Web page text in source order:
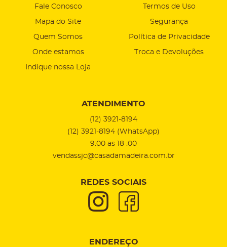
Fale Conosco
Mapa do Site
Quem Somos
Onde estamos
Indique nossa Loja
Termos de Uso
Segurança
Política de Privacidade
Troca e Devoluções
ATENDIMENTO
(12) 3921-8194
(12) 3921-8194 (WhatsApp)
9:00 as 18 :00
vendassjc@casadamadeira.com.br
REDES SOCIAIS
ENDEREÇO